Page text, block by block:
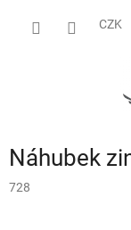
CZK
Náhubek
728